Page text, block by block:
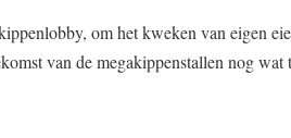
om het kweken van eigen
van de megakippenstallen nog wat